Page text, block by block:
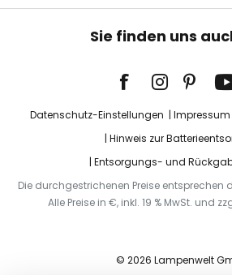
Sie finden uns
Datenschutz-Einstellungen Impressum
Hinweis zur
Entsorgungs- und
Die durchgestrichenen Preise entsprechen
Alle Preise in €, inkl. 19 % MwSt. und
© 2026 Lampenwelt